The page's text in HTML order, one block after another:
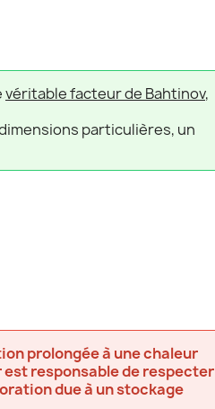
véritable facteur de Bahtinov,
particulières, un
prolongée à une chaleur
responsable de respecter
due à un stockage